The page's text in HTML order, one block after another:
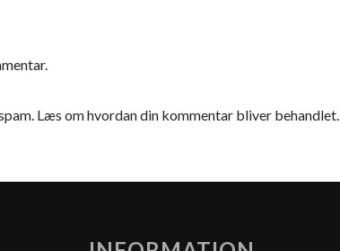
Læs om hvordan din kommentar bliver behandlet.